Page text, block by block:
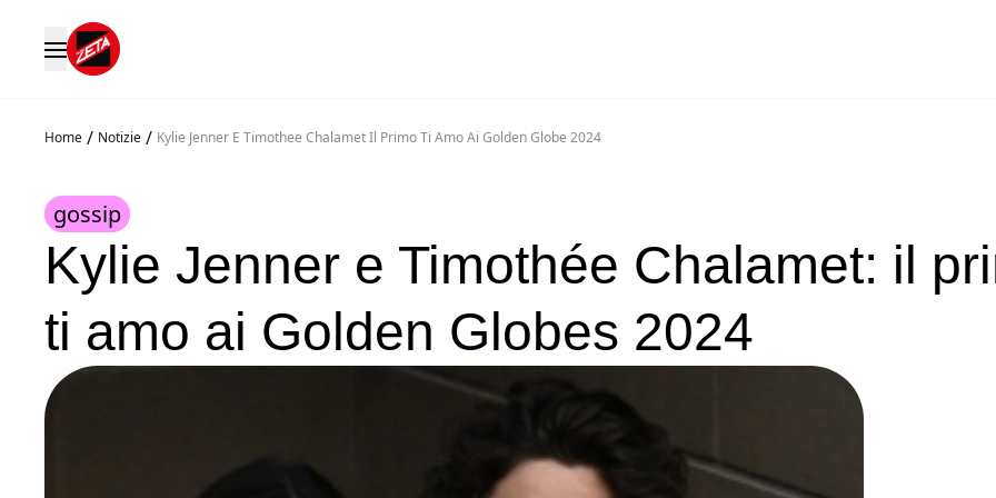
Home / Notizie / Kylie Jenner E Timothee Chalamet Il Primo Ti Amo Ai Golden Globe 2024
gossip
Kylie Jenner e Timothée Chalamet: il
ti amo ai Golden Globes 2024